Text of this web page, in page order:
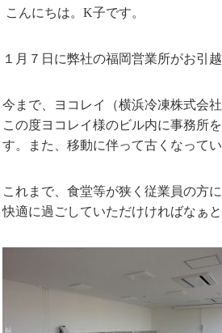
こんにちは。K子です。
１月７日に弊社の福岡営業所がお引越
今まで、ヨコレイ（横浜冷凍株式会
この度ヨコレイ様のビル内に事務所
す。また、移動に伴って古くなって
これまで、食堂等が狭く従業員の方
快適に過ごしていただけければなぁと